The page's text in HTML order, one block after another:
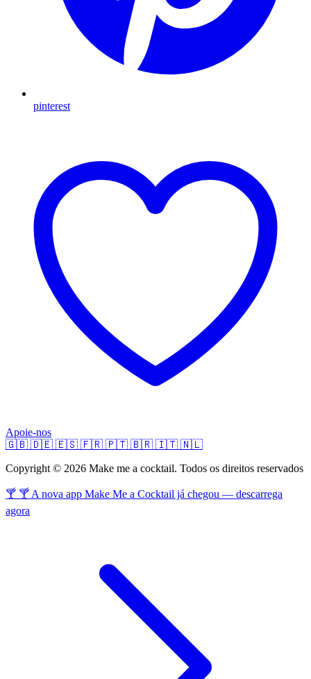
pinterest
Apoie-nos
🇬🇧 🇩🇪 🇪🇸 🇫🇷 🇵🇹 🇧🇷 🇮🇹 🇳🇱
Copyright © 2026 Make me a cocktail. Todos os direitos reservados
🍸 🍸 A nova app Make Me a Cocktail já chegou — descarrega
agora